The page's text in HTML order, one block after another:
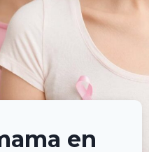
en